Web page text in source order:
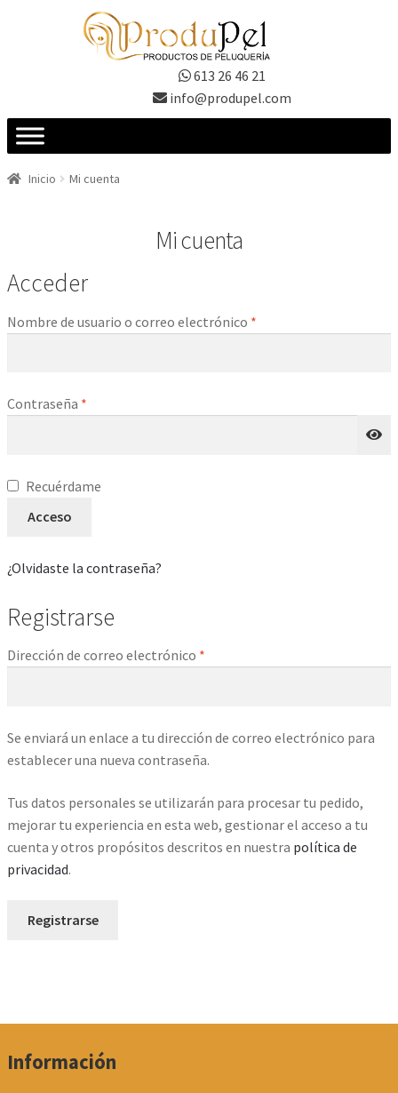
613 26 46 21
info@produpel.com
Inicio Mi cuenta
Mi cuenta
Acceder
Nombre de usuario o correo electrónico *
Contraseña *
Recuérdame
Acceso
¿Olvidaste la contraseña?
Registrarse
Dirección de correo electrónico *
Se enviará un enlace a tu dirección de correo electrónico para
establecer una nueva contraseña.
Tus datos personales se utilizarán para procesar tu pedido,
mejorar tu experiencia en esta web, gestionar el acceso a tu
cuenta y otros propósitos descritos en nuestra política de
privacidad.
Registrarse
Información